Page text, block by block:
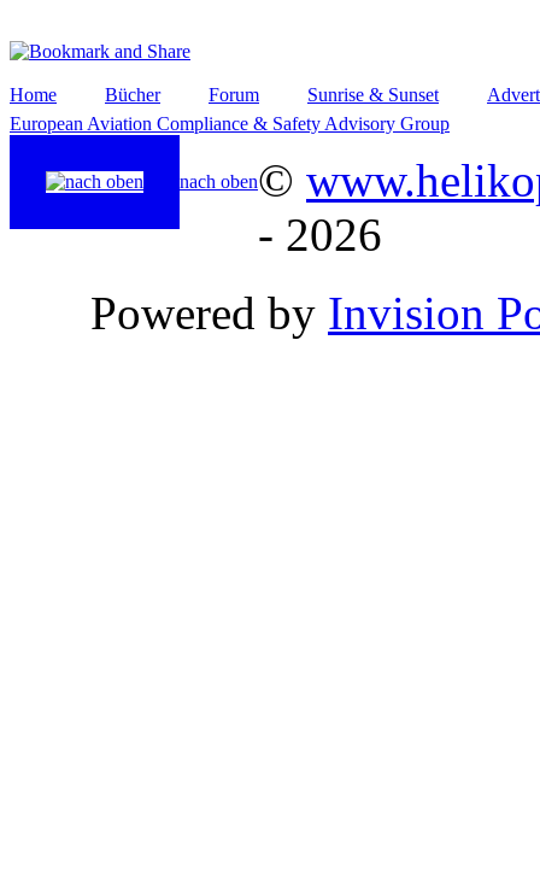
Home Bücher Forum Sunrise & Sunset
European Aviation Compliance & Safety Advisory Group
nach oben©
- 2026
Powered by Invision